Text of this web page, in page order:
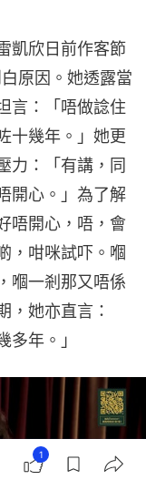
凱欣日前作客節
原因。她透露當
言：「唔做諗住
十幾年。」她更
力：「有講，同
開心。」為了解
唔開心，唔，會
，咁咪試吓。嗰
嗰一剎那又唔係
，她亦直言：
多年。」
1